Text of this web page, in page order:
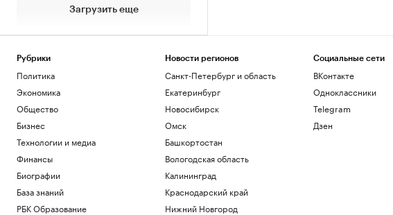
Загрузить еще
Рубрики
Политика
Экономика
Общество
Бизнес
Технологии и медиа
Финансы
Биографии
База знаний
РБК Образование
Новости регионов
Санкт-Петербург и область
Екатеринбург
Новосибирск
Омск
Башкортостан
Вологодская область
Калининград
Краснодарский край
Нижний Новгород
Социальные сети
ВКонтакте
Одноклассники
Telegram
Дзен